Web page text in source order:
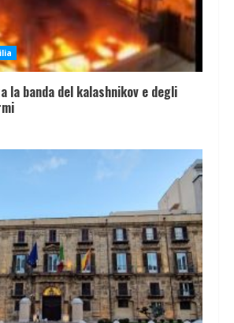
la banda del kalashnikov e degli